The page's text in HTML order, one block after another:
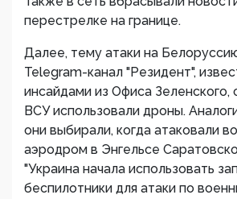
перестрелке на границе.
Далее, тему атаки на
Telegram-канал "Резидент",
инсайдами из Офиса Зеленского,
ВСУ использовали дроны.
они выбирали, когда атаковали
аэродром в Энгельсе
"Украина начала использовать
беспилотники для атаки по